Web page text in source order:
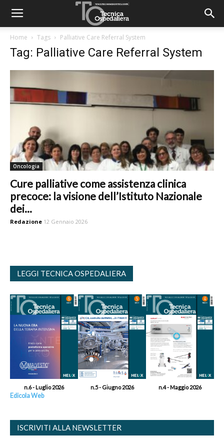
Home Tags Palliative Care Referral System
Tag: Palliative Care Referral System
Oncologia
Cure palliative come assistenza clinica
precoce: la visione dell’Istituto Nazionale
dei...
Redazione 12 Gennaio 2026
LEGGI TECNICA OSPEDALIERA
n.6 - Luglio 2026 n.5 - Giugno 2026 n.4 - Maggio 2026
Edicola Web
ISCRIVITI ALLA NEWSLETTER